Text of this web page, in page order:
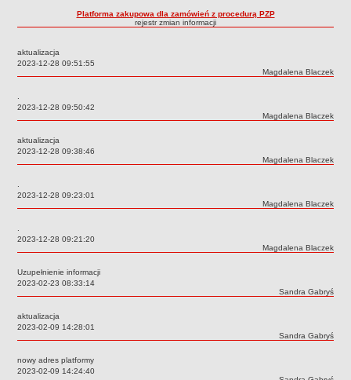
Organizacja
Majątek, którym dysponuje ZZK
Deklaracja dostępności
STREFA PRACOWNIKA
nazwa
Co i jak załatwić w BOK-u?
ZAMÓWIENIA PUBLICZNE
Profil nabywcy
Zamówienia bez procedury PZP - platforma elektroniczna
Zamówienia zgodne z procedurą PZP - platforma elektroniczna
Archiwalne - Zamówiena zgodne z procedurą PZP
Archiwalne - Zamówienia zgodne z procedurą PZP sprzed
Archiwalne - Zamówienia bez procedury PZP - do 12.04.2019
Platforma zakupowa dla zamówień z procedurą PZP
rejestr zmian informacji
aktualizacja
Data:
2023-12-28 09:51:55
Autor:
Magdalena Blaczek
Data:
2023-12-28 09:50:42
Autor:
Magdalena Blaczek
aktualizacja
Data:
2023-12-28 09:38:46
Autor:
Magdalena Blaczek
Data:
2023-12-28 09:23:01
Autor:
Magdalena Blaczek
Data:
2023-12-28 09:21:20
Autor:
Magdalena Blaczek
Uzupełnienie informacji
Data:
2023-02-23 08:33:14
Autor:
Sandra Gabryś
aktualizacja
Data:
2023-02-09 14:28:01
Autor:
Sandra Gabryś
nowy adres platformy
Data:
2023-02-09 14:24:40